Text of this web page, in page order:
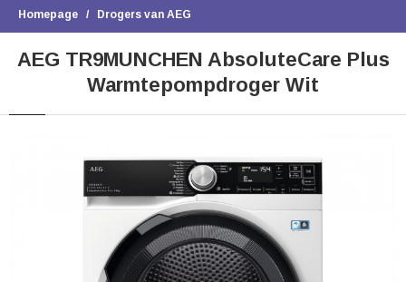
Homepage Drogers van AEG
AEG TR9MUNCHEN AbsoluteCare Plus
Warmtepompdroger Wit